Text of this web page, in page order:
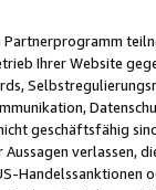
Ihrer Website
geschäftsfähig
verlassen,